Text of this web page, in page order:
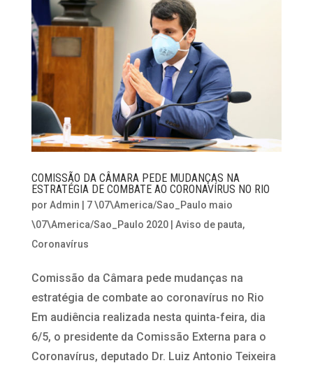
COMISSÃO DA CÂMARA PEDE MUDANÇAS NA
ESTRATÉGIA DE COMBATE AO CORONAVÍRUS NO RIO
por Admin
7 \07\America/Sao_Paulo maio
\07\America/Sao_Paulo 2020| Aviso de pauta,
Coronavírus
Comissão da Câmara pede mudanças na
estratégia de combate ao coronavírus no Rio
Em audiência realizada nesta quinta-feira, dia
6/5, o presidente da Comissão Externa para o
Coronavírus, deputado Dr. Luiz Antonio Teixeira